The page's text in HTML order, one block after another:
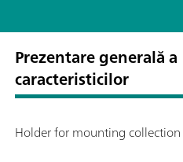
Prezentare generală a
caracteristicilor
Holder for mounting